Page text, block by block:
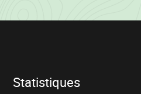
Informations
Statistiques